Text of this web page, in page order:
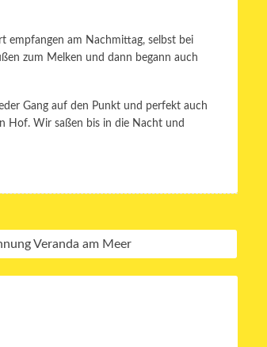
empfangen am Nachmittag, selbst bei
zum Melken und dann begann auch
Gang auf den Punkt und perfekt auch
Hof. Wir saßen bis in die Nacht und